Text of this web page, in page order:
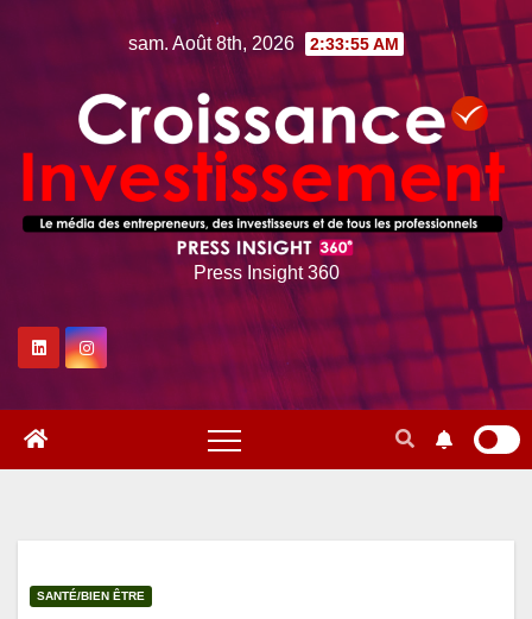
sam. Août 8th, 2026 2:33:56 AM
Press Insight 360
SANTÉ/BIEN ÊTRE